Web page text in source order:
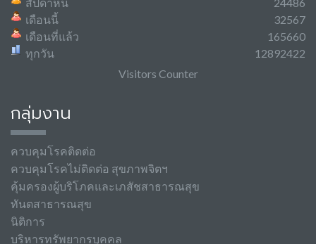
เดือนนี้
เดือนที่แล้ว
ทุกวัน
32567
165660
12892422
Visitors Counter
กลุ่มงาน
ควบคุมโรคติดต่อ
ควบคุมโรคไม่ติดต่อ สุขภาพจิตฯ
คุ้มครองผู้บริโภคและเภสัชสาธารณสุข
ทันตสาธารณสุข
นิติการ
บริหารทรัพยากรบุคคล